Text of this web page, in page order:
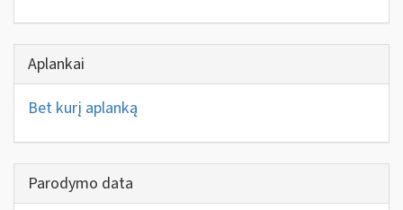
Aplankai
Bet kurį aplanką
Parodymo data